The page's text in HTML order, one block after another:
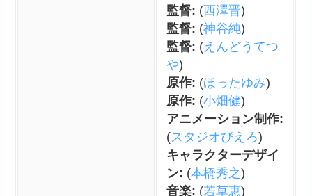
監督: (西澤晋)
監督: (神谷純)
監督: (えんどうてつ
や)
原作: (ほったゆみ)
原作: (小畑健)
アニメーション制作:
(スタジオぴえろ)
キャラクターデザイ
ン: (本橋秀之)
音楽: (若草恵)